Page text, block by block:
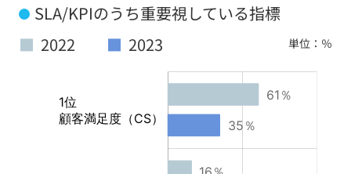
SLA/KPIのうち重要視している指標
■ 2022 ■ 2023 単位：％